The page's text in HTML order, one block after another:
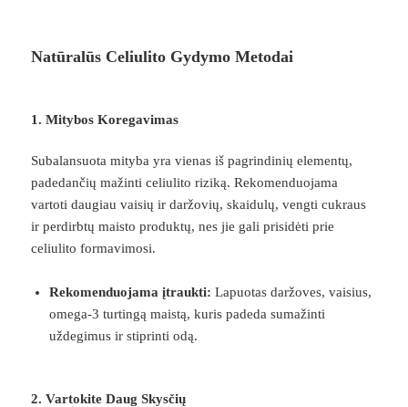
Natūralūs Celiulito Gydymo Metodai
1. Mitybos Koregavimas
Subalansuota mityba yra vienas iš pagrindinių elementų,
padedančių mažinti celiulito riziką. Rekomenduojama
vartoti daugiau vaisių ir daržovių, skaidulų, vengti cukraus
ir perdirbtų maisto produktų, nes jie gali prisidėti prie
celiulito formavimosi.
Rekomenduojama įtraukti: Lapuotas daržoves, vaisius,
omega-3 turtingą maistą, kuris padeda sumažinti
uždegimus ir stiprinti odą.
2. Vartokite Daug Skysčių